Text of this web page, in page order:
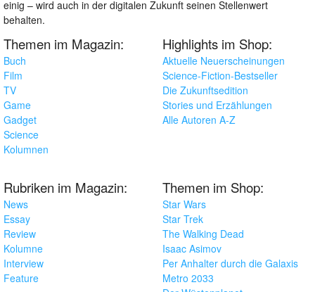
einig – wird auch in der digitalen Zukunft seinen Stellenwert
behalten.
Themen im Magazin:
Buch
Film
TV
Game
Gadget
Science
Kolumnen
Highlights im Shop:
Aktuelle Neuerscheinungen
Science-Fiction-Bestseller
Die Zukunftsedition
Stories und Erzählungen
Alle Autoren A-Z
Rubriken im Magazin:
News
Essay
Review
Kolumne
Interview
Feature
Themen im Shop:
Star Wars
Star Trek
The Walking Dead
Isaac Asimov
Per Anhalter durch die Galaxis
Metro 2033